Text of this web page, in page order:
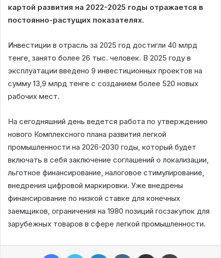
картой развития на 2022-2025 годы отражается в
постоянно-растущих показателях.
Инвестиции в отрасль за 2025 год достигли 40 млрд
тенге, занято более 26 тыс. человек. В 2025 году в
эксплуатации введено 9 инвестиционных проектов на
сумму 13,9 млрд тенге с созданием более 520 новых
рабочих мест.
На сегодняшний день ведется работа по утверждению
нового Комплексного плана развития легкой
промышленности на 2026-2030 годы, который будет
включать в себя заключение соглашений о локализации,
льготное финансирование, налоговое стимулирование,
внедрения цифровой маркировки. Уже внедрены
финансирование по низкой ставке для конечных
заемщиков, ограничения на 1980 позиций госзакупок для
зарубежных товаров в сфере легкой промышленности.